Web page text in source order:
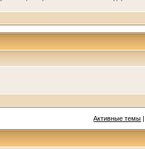
Активные темы |